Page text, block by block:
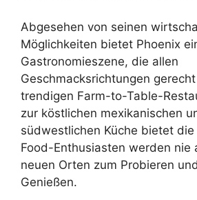
Abgesehen von seinen
Möglichkeiten bietet Phoenix
Gastronomieszene, die allen
Geschmacksrichtungen
trendigen Farm-to-Table-
zur köstlichen mexikanischen
südwestlichen Küche bietet
Food-Enthusiasten werden nie
neuen Orten zum Probieren
Genießen.